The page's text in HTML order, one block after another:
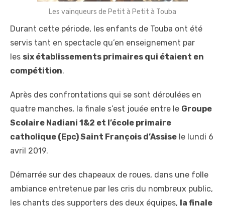
Les vainqueurs de Petit à Petit à Touba
Durant cette période, les enfants de Touba ont été
servis tant en spectacle qu’en enseignement par
les six établissements primaires qui étaient en
compétition.
Après des confrontations qui se sont déroulées en
quatre manches, la finale s’est jouée entre le Groupe
Scolaire Nadiani 1&2 et l’école primaire
catholique (Epc) Saint François d’Assise le lundi 6
avril 2019.
Démarrée sur des chapeaux de roues, dans une folle
ambiance entretenue par les cris du nombreux public,
les chants des supporters des deux équipes, la finale